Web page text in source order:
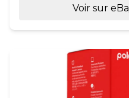
Voir sur